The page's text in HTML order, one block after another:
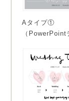
Aタイプ①
（PowerPoint